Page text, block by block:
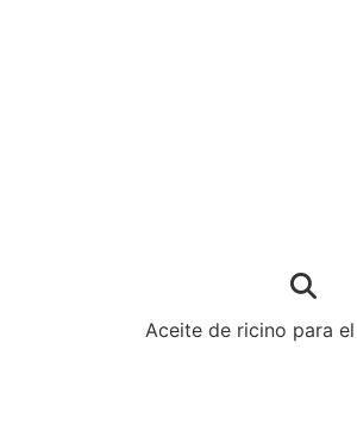
Aceite de ricino para